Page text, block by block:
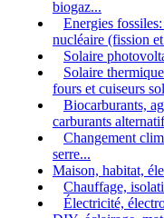
biogaz...
Energies
nucléaire (fission
Solaire
Solaire
fours et cuiseurs
Biocarburants,
carburants
Changement
serre...
Maison, habitat,
Chauffage,
Électricité,